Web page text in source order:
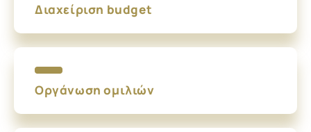
Διαχείριση budget
Οργάνωση ομιλιών